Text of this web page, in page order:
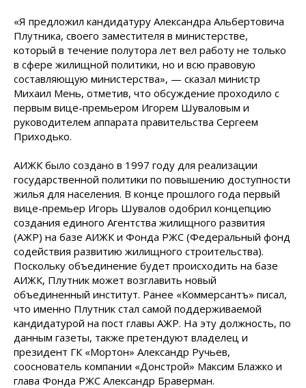
«Я предложил кандидатуру Александра Альбертовича
Плутника, своего заместителя в министерстве,
который в течение полутора лет вел работу не только
в сфере жилищной политики, но и всю правовую
составляющую министерства», — сказал министр
Михаил Мень, отметив, что обсуждение проходило с
первым вице-премьером Игорем Шуваловым и
руководителем аппарата правительства Сергеем
Приходько.
АИЖК было создано в 1997 году для реализации
государственной политики по повышению доступности
жилья для населения. В конце прошлого года первый
вице-премьер Игорь Шувалов одобрил концепцию
создания единого Агентства жилищного развития
(АЖР) на базе АИЖК и Фонда РЖС (Федеральный фонд
содействия развитию жилищного строительства).
Поскольку объединение будет происходить на базе
АИЖК, Плутник может возглавить новый
объединенный институт. Ранее «Коммерсантъ» писал,
что именно Плутник стал самой поддерживаемой
кандидатурой на пост главы АЖР. На эту должность, по
данным газеты, также претендуют владелец и
президент ГК «Мортон» Александр Ручьев,
сооснователь компании «Донстрой» Максим Блажко и
глава Фонда РЖС Александр Браверман.